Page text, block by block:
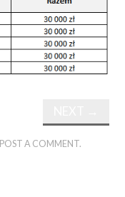
POST A COMMENT.